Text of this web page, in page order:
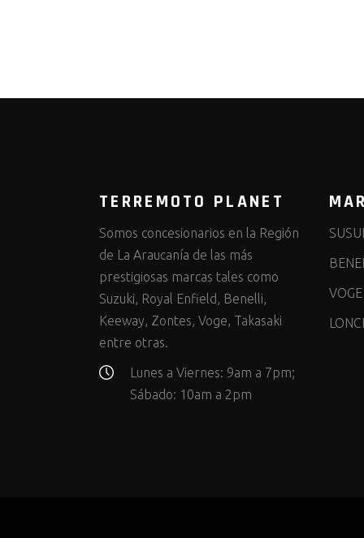
TERREMOTO PLANET
Somos concesionarios en la Región
de La Araucanía de las más
prestigiosas marcas tales como
Suzuki, Royal Enfield, Benelli,
Keeway, Zontes, Voge, Takasaki
entre otras.
Lunes a Viernes: 9am a 7pm;
Sábado: 10am a 2pm
VOGE